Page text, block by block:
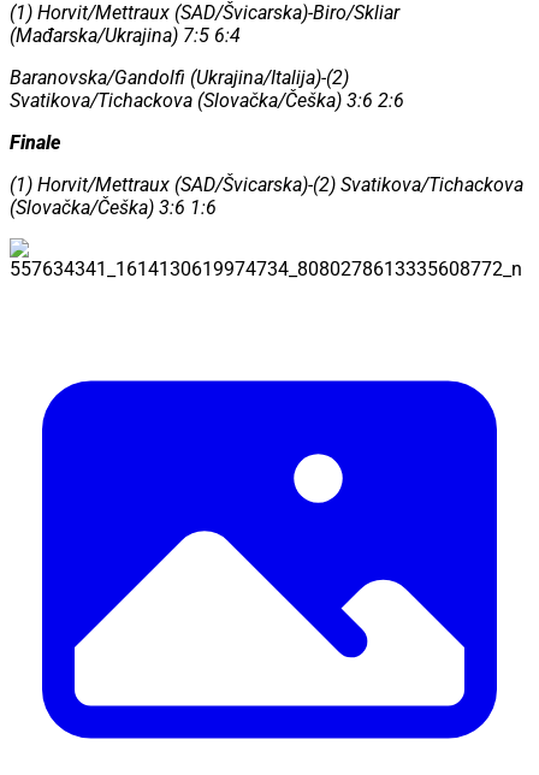
(1) Horvit/Mettraux (SAD/Švicarska)-Biro/Skliar
(Mađarska/Ukrajina) 7:5 6:4
Baranovska/Gandolfi (Ukrajina/Italija)-(2)
Svatikova/Tichackova (Slovačka/Češka) 3:6 2:6
Finale
(1) Horvit/Mettraux (SAD/Švicarska)-(2) Svatikova/Tichackova
(Slovačka/Češka) 3:6 1:6